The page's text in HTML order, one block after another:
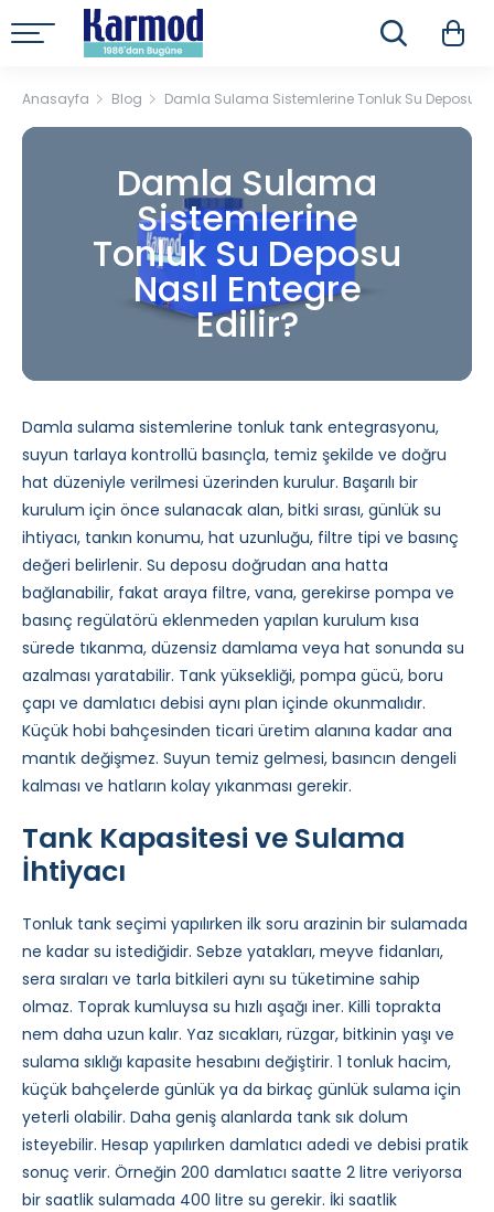
Anasayfa Blog Damla Sulama Sistemlerine Tonluk Su Deposu
Damla Sulama
Sistemlerine
Tonluk Su Deposu
Nasıl Entegre
Edilir?
Damla sulama sistemlerine tonluk tank entegrasyonu,
suyun tarlaya kontrollü basınçla, temiz şekilde ve doğru
hat düzeniyle verilmesi üzerinden kurulur. Başarılı bir
kurulum için önce sulanacak alan, bitki sırası, günlük su
ihtiyacı, tankın konumu, hat uzunluğu, filtre tipi ve basınç
değeri belirlenir. Su deposu doğrudan ana hatta
bağlanabilir, fakat araya filtre, vana, gerekirse pompa ve
basınç regülatörü eklenmeden yapılan kurulum kısa
sürede tıkanma, düzensiz damlama veya hat sonunda su
azalması yaratabilir. Tank yüksekliği, pompa gücü, boru
çapı ve damlatıcı debisi aynı plan içinde okunmalıdır.
Küçük hobi bahçesinden ticari üretim alanına kadar ana
mantık değişmez. Suyun temiz gelmesi, basıncın dengeli
kalması ve hatların kolay yıkanması gerekir.
Tank Kapasitesi ve Sulama
İhtiyacı
Tonluk tank seçimi yapılırken ilk soru arazinin bir sulamada
ne kadar su istediğidir. Sebze yatakları, meyve fidanları,
sera sıraları ve tarla bitkileri aynı su tüketimine sahip
olmaz. Toprak kumluysa su hızlı aşağı iner. Killi toprakta
nem daha uzun kalır. Yaz sıcakları, rüzgar, bitkinin yaşı ve
sulama sıklığı kapasite hesabını değiştirir. 1 tonluk hacim,
küçük bahçelerde günlük ya da birkaç günlük sulama için
yeterli olabilir. Daha geniş alanlarda tank sık dolum
isteyebilir. Hesap yapılırken damlatıcı adedi ve debisi pratik
sonuç verir. Örneğin 200 damlatıcı saatte 2 litre veriyorsa
bir saatlik sulamada 400 litre su gerekir. İki saatlik